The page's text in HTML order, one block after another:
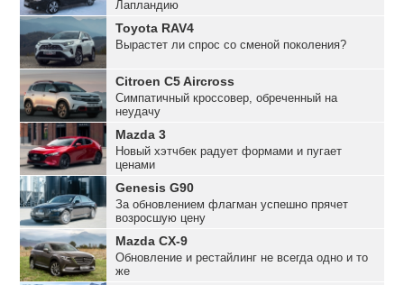
Лапландию
Toyota RAV4
Вырастет ли спрос со сменой поколения?
Citroen C5 Aircross
Симпатичный кроссовер, обреченный на
неудачу
Mazda 3
Новый хэтчбек радует формами и пугает
ценами
Genesis G90
За обновлением флагман успешно прячет
возросшую цену
Mazda CX-9
Обновление и рестайлинг не всегда одно и то
же